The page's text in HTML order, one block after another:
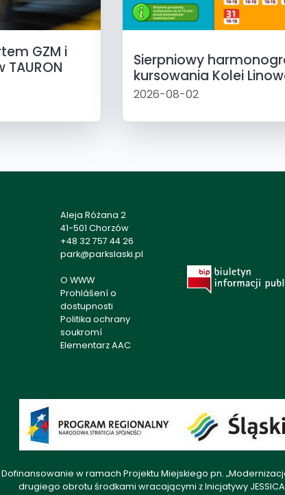
GZM i
TAURON
Sierpniowy
kursowania Kolei
2026-08-02
Aleja Różana 2
41-501 Chorzów
+48 32 757 44 26
park@parkslaski.pl
O WWW
Prohlášení o
dostupnosti
Politika ochrany
soukromí
Elementarz AAC
Dofinansowanie w ramach Projektu Miejskiego pn.
drugiego obrotu środkami wracającymi z Inicjatywy